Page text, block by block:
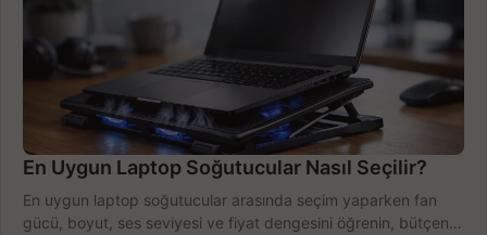
En Uygun Laptop Soğutucular Nasıl Seçilir?
En uygun laptop soğutucular arasında seçim yaparken fan
gücü, boyut, ses seviyesi ve fiyat dengesini öğrenin, bütçenizi